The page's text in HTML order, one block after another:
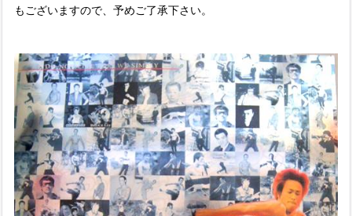
もございますので、予めご了承下さい。